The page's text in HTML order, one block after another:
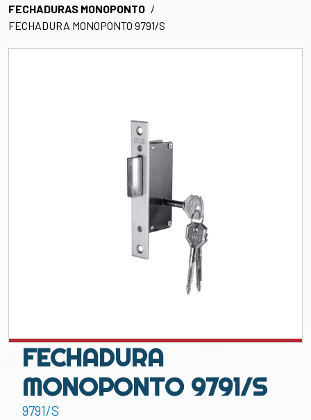
FECHADURAS MONOPONTO
FECHADURA MONOPONTO 9791/S
FECHADURA
MONOPONTO 9791/S
9791/S